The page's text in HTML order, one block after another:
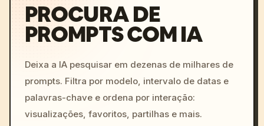
PROCURA DE
PROMPTS COM IA
Deixa a IA pesquisar em dezenas de milhares de
prompts. Filtra por modelo, intervalo de datas e
palavras-chave e ordena por interação:
visualizações, favoritos, partilhas e mais.